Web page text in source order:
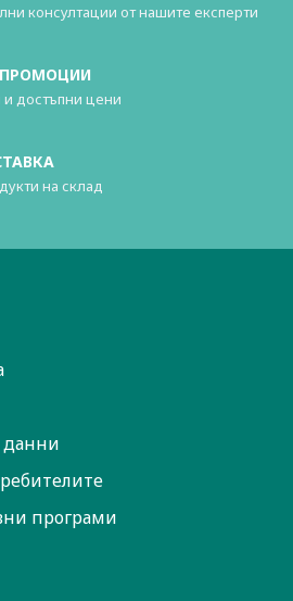
консултации от нашите експерти
достъпни цени
на склад
данни
програми